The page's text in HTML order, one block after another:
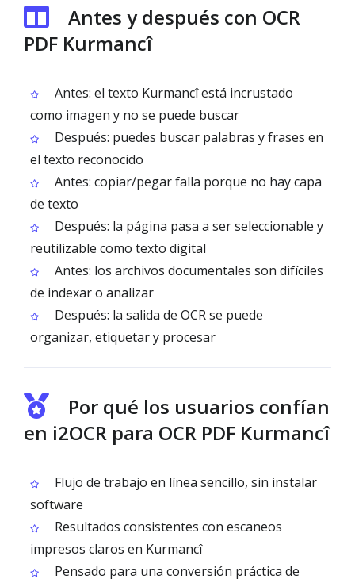
Antes y después con OCR
PDF Kurmancî
Antes: el texto Kurmancî está incrustado
como imagen y no se puede buscar
Después: puedes buscar palabras y frases en
el texto reconocido
Antes: copiar/pegar falla porque no hay capa
de texto
Después: la página pasa a ser seleccionable y
reutilizable como texto digital
Antes: los archivos documentales son difíciles
de indexar o analizar
Después: la salida de OCR se puede
organizar, etiquetar y procesar
Por qué los usuarios confían
en i2OCR para OCR PDF Kurmancî
Flujo de trabajo en línea sencillo, sin instalar
software
Resultados consistentes con escaneos
impresos claros en Kurmancî
Pensado para una conversión práctica de